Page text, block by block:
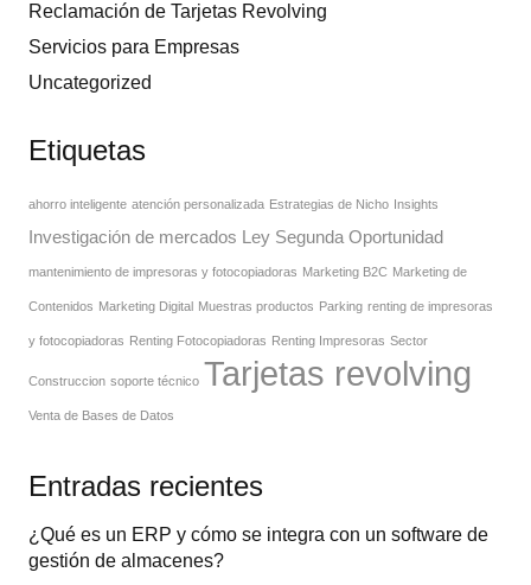
Reclamación de Tarjetas Revolving
Servicios para Empresas
Uncategorized
Etiquetas
ahorro inteligente atención personalizada Estrategias de Nicho Insights
Investigación de mercados Ley Segunda Oportunidad
mantenimiento de impresoras y fotocopiadoras Marketing B2C Marketing de
Contenidos Marketing Digital Muestras productos Parking renting de impresoras
y fotocopiadoras Renting Fotocopiadoras Renting Impresoras Sector
Construccion soporte técnico Tarjetas revolving
Venta de Bases de Datos
Entradas recientes
¿Qué es un ERP y cómo se integra con un software de
gestión de almacenes?